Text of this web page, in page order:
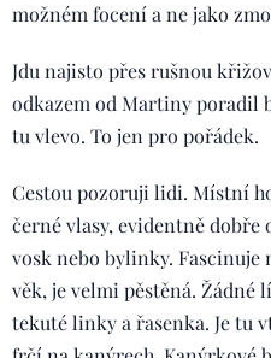
možném focení a ne jako
Jdu najisto přes rušnou
odkazem od Martiny poradil
tu vlevo. To jen pro pořádek.
Cestou pozoruji lidi. Místní
černé vlasy, evidentně dobře
vosk nebo bylinky. Fascinuje
věk, je velmi pěstěná. Žádné
tekuté linky a řasenka. Je tu